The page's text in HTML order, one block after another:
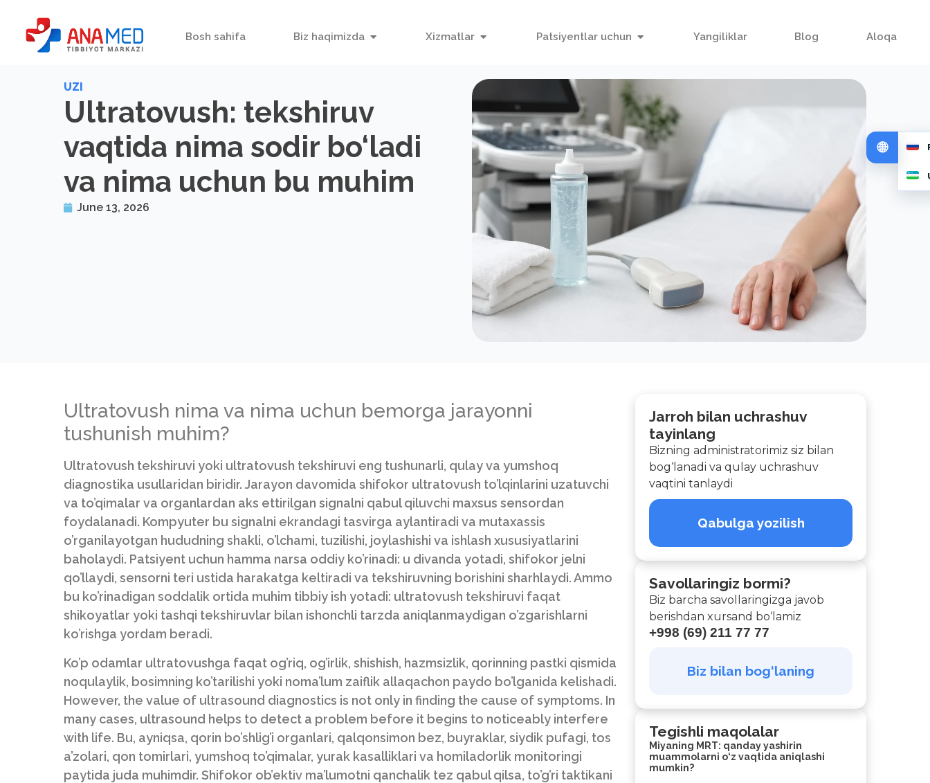
Bosh sahifa Biz haqimizda Xizmatlar Patsiyentlar uchun Yangiliklar Blog Aloqa
UZI
Ultratovush: tekshiruv
vaqtida nima sodir bo‘ladi
va nima uchun bu muhim
June 13, 2026
Ultratovush nima va nima uchun bemorga jarayonni
tushunish muhim?
Ultratovush tekshiruvi yoki ultratovush tekshiruvi eng tushunarli, qulay va yumshoq
diagnostika usullaridan biridir. Jarayon davomida shifokor ultratovush to’lqinlarini uzatuvchi
va to’qimalar va organlardan aks ettirilgan signalni qabul qiluvchi maxsus sensordan
foydalanadi. Kompyuter bu signalni ekrandagi tasvirga aylantiradi va mutaxassis
o’rganilayotgan hududning shakli, o’lchami, tuzilishi, joylashishi va ishlash xususiyatlarini
baholaydi. Patsiyent uchun hamma narsa oddiy ko’rinadi: u divanda yotadi, shifokor jelni
qo’llaydi, sensorni teri ustida harakatga keltiradi va tekshiruvning borishini sharhlaydi. Ammo
bu ko’rinadigan soddalik ortida muhim tibbiy ish yotadi: ultratovush tekshiruvi faqat
shikoyatlar yoki tashqi tekshiruvlar bilan ishonchli tarzda aniqlanmaydigan o’zgarishlarni
ko’rishga yordam beradi.
Ko’p odamlar ultratovushga faqat og’riq, og’irlik, shishish, hazmsizlik, qorinning pastki qismida
noqulaylik, bosimning ko’tarilishi yoki noma’lum zaiflik allaqachon paydo bo’lganida kelishadi.
However, the value of ultrasound diagnostics is not only in finding the cause of symptoms. In
many cases, ultrasound helps to detect a problem before it begins to noticeably interfere
with life. Bu, ayniqsa, qorin bo’shlig’i organlari, qalqonsimon bez, buyraklar, siydik pufagi, tos
a’zolari, qon tomirlari, yumshoq to’qimalar, yurak kasalliklari va homiladorlik monitoringi
paytida juda muhimdir. Shifokor ob’ektiv ma’lumotni qanchalik tez qabul qilsa, to’g’ri taktikani
Jarroh bilan uchrashuv
tayinlang
Bizning administratorimiz siz bilan
bog‘lanadi va qulay uchrashuv
vaqtini tanlaydi
Qabulga yozilish
Savollaringiz bormi?
Biz barcha savollaringizga javob
berishdan xursand bo‘lamiz
+998 (69) 211 77 77
Biz bilan bog‘laning
Tegishli maqolalar
Miyaning MRT: qanday yashirin
muammolarni o‘z vaqtida aniqlashi
mumkin?